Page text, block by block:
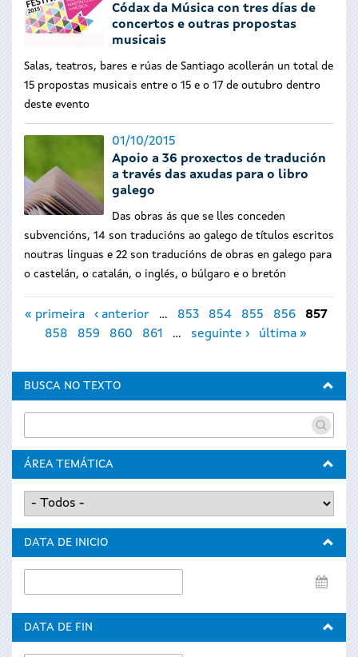
Códax da Música con tres días de
concertos e outras propostas
musicais
Salas, teatros, bares e rúas de Santiago acollerán un total de
15 propostas musicais entre o 15 e o 17 de outubro dentro
deste evento
01/10/2015
Apoio a 36 proxectos de tradución
a través das axudas para o libro
galego
Das obras ás que se lles conceden
subvencións, 14 son traducións ao galego de títulos escritos
noutras linguas e 22 son traducións de obras en galego para
o castelán, o catalán, o inglés, o búlgaro e o bretón
Páxinas
« primeira ‹ anterior … 853 854 855 856
857
858
859 860 861 … seguinte › última »
BUSCA NO TEXTO
ÁREA TEMÁTICA
DATA DE INICIO
de
DATA DE FIN